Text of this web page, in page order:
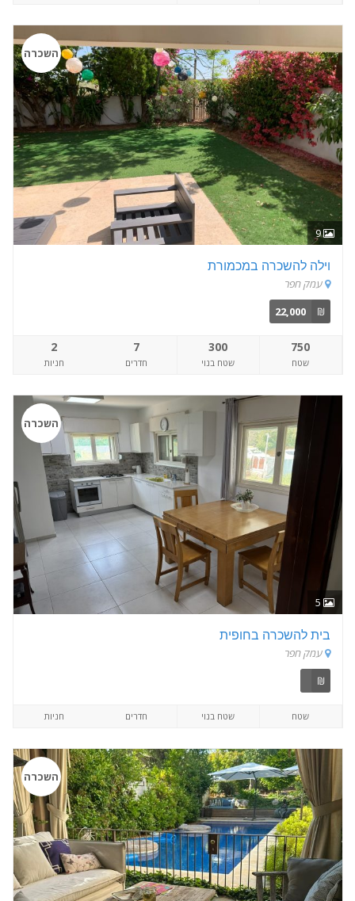
9
השכרה
וילה להשכרה במכמורת
עמק חפר
₪
22,000
750
שטח
300
שטח בנוי
7
חדרים
2
חניות
השכרה
בית להשכרה בחופית
עמק חפר
₪
שטח שטח בנוי חדרים חניות
השכרה